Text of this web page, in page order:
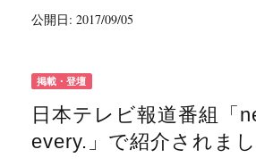
公開日: 2017/09/05
掲載・登壇
日本テレビ報道番組「
every.」で紹介されまし